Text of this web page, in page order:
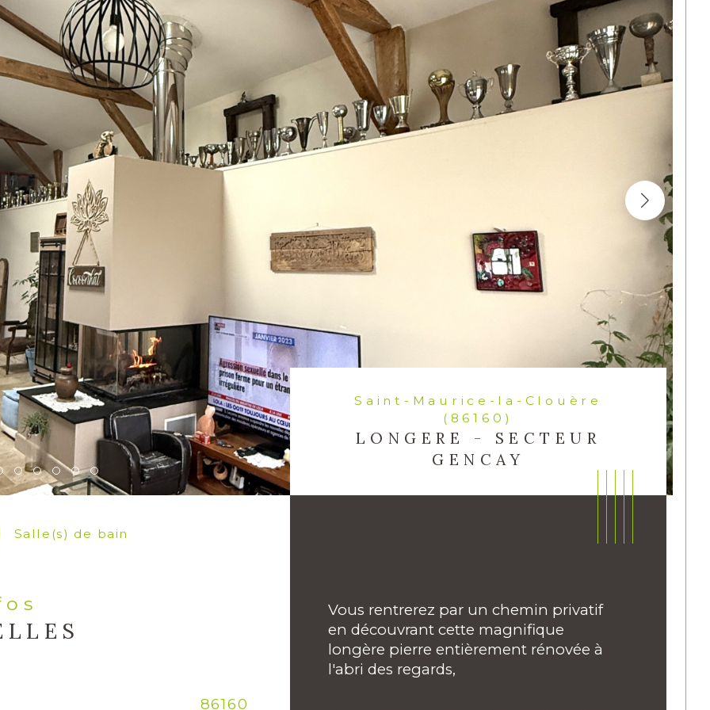
Saint-Maurice-la-Clouère
(86160)
LONGERE - SECTEUR
GENCAY
Salle(s) de bain
86160
Vous rentrerez par un chemin privatif
en découvrant cette magnifique
longère pierre entièrement rénovée à
l'abri des regards,